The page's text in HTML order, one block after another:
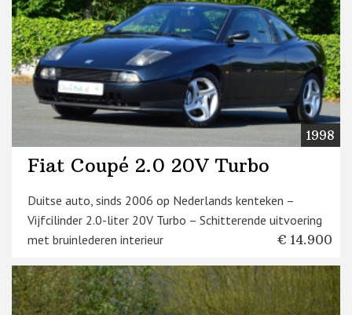
1998
Fiat Coupé 2.0 20V Turbo
Duitse auto, sinds 2006 op Nederlands kenteken –
Vijfcilinder 2.0-liter 20V Turbo – Schitterende uitvoering
met bruinlederen interieur
€ 14.900